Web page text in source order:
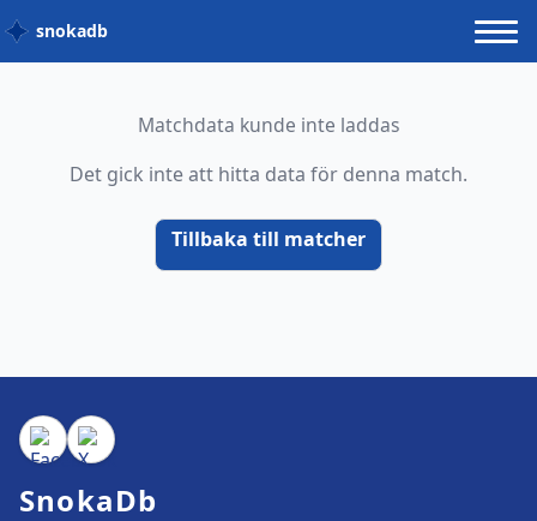
snokadb
Matchdata kunde inte laddas
Det gick inte att hitta data för denna match.
Tillbaka till matcher
SnokaDb